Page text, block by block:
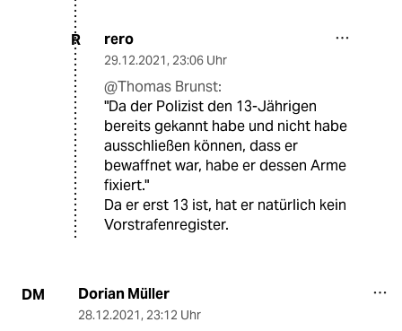
R rero
29.12.2021, 23:06 Uhr
@Thomas Brunst:
"Da der Polizist den 13-Jährigen
bereits gekannt habe und nicht habe
ausschließen können, dass er
bewaffnet war, habe er dessen Arme
fixiert."
Da er erst 13 ist, hat er natürlich kein
Vorstrafenregister.
DM Dorian Müller
28.12.2021, 23:12 Uhr